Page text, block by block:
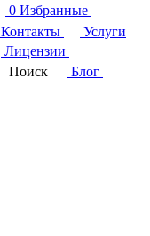
0 Избранные
Контакты
Услуги
Лицензии
Поиск
Блог